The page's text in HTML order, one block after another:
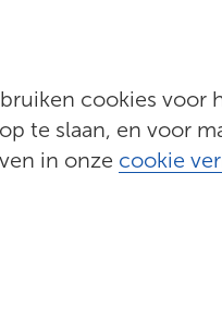
cookies
te slaan, en voor
in onze cookie